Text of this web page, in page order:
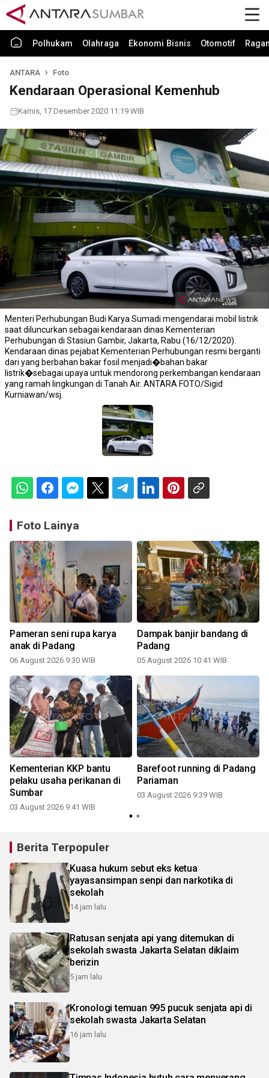
Polhukam Olahraga Ekonomi Bisnis Otomotif
ANTARA Foto
Kendaraan Operasional Kemenhub
Kamis, 17 Desember 2020 11:19 WIB
Menteri Perhubungan Budi Karya Sumadi mengendarai mobil listrik
saat diluncurkan sebagai kendaraan dinas Kementerian
Perhubungan di Stasiun Gambir, Jakarta, Rabu (16/12/2020).
Kendaraan dinas pejabat Kementerian Perhubungan resmi berganti
dari yang berbahan bakar fosil menjadi�bahan bakar
listrik�sebagai upaya untuk mendorong perkembangan kendaraan
yang ramah lingkungan di Tanah Air. ANTARA FOTO/Sigid
Kurniawan/wsj.
Foto Lainya
Pameran seni rupa karya
anak di Padang
06 August 2026 9:30 WIB
Dampak banjir bandang di
Padang
05 August 2026 10:41 WIB
Kementerian KKP bantu
pelaku usaha perikanan di
Sumbar
03 August 2026 9:41 WIB
Barefoot running di Padang
Pariaman
03 August 2026 9:39 WIB
Berita Terpopuler
Kuasa hukum sebut eks ketua
yayasansimpan senpi dan narkotika di
sekolah
14 jam lalu
Ratusan senjata api yang ditemukan di
sekolah swasta Jakarta Selatan diklaim
berizin
5 jam lalu
Kronologi temuan 995 pucuk senjata api di
sekolah swasta Jakarta Selatan
16 jam lalu